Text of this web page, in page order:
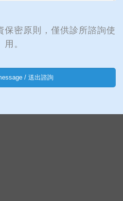
保密原則，僅供診所諮詢使
用。